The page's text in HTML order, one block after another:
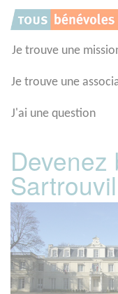
Je trouve une
Je trouve une
J'ai une question
Devenez
Panneau de gestion des